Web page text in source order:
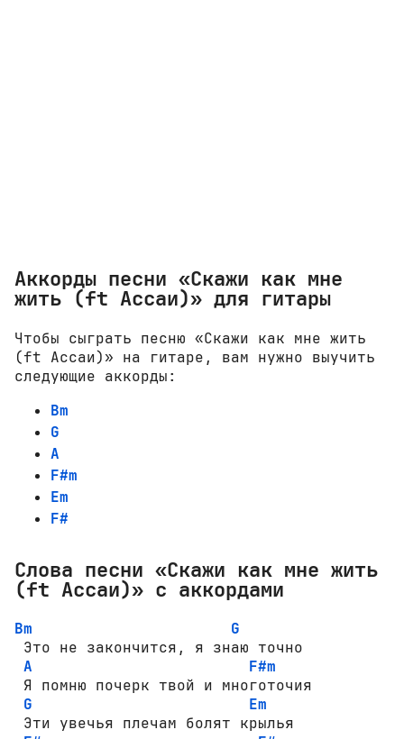
Аккорды песни «Скажи как мне
жить (ft Ассаи)» для гитары
Чтобы сыграть песню «Скажи как мне жить
(ft Ассаи)» на гитаре, вам нужно выучить
следующие аккорды:
Bm
G
A
F#m
Em
F#
Слова песни «Скажи как мне жить
(ft Ассаи)» с аккордами
Bm
G
Это не закончится, я знаю точно
A
F#m
Я помню почерк твой и многоточия
G
Em
Эти увечья плечам болят крылья